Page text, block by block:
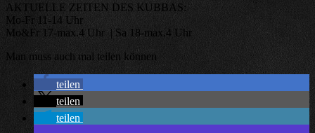
AKTUELLE ZEITEN DES KUBBAS:
Mo-Fr 11-14 Uhr
Mo&Fr 17-max.4 Uhr | Sa 18-max.4 Uhr
Man muss auch mal teilen können
teilen
teilen
teilen